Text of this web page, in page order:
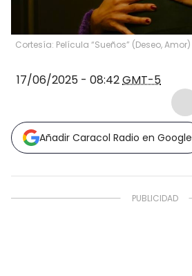
Cortesía: Película “Sueños” (Deseo, Amor)
17/06/2025 - 08:42GMT-5
Añadir Caracol Radio en Google